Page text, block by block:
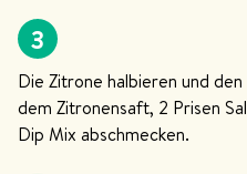
3
Die Zitrone halbieren und
dem Zitronensaft, 2 Prisen
Dip Mix abschmecken.